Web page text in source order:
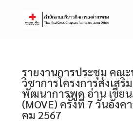
รายงานการประชุม คณ
วิชาการโครงการส่งเสริ
พัฒนาการพูด อ่าน เขีย
(MOVE) ครั้งที่ 7 วันอังค
คม 2567